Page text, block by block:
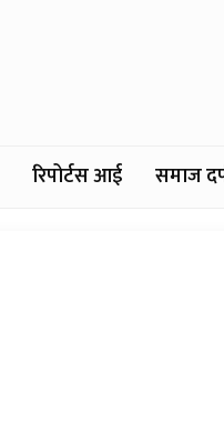
रिपोर्टस आई समाज